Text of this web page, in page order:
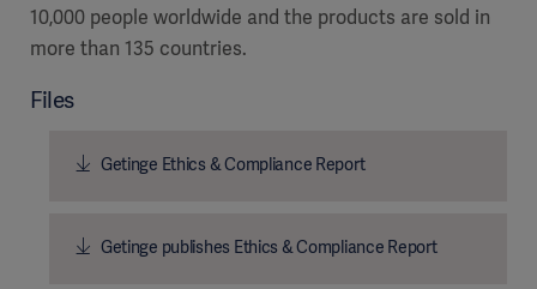
10,000 people worldwide and the products are sold in
more than 135 countries.
Files
Getinge Ethics & Compliance Report
Getinge publishes Ethics & Compliance Report